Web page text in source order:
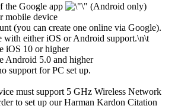
the Google app
(Android only)
mobile device
(you can create one online via Google).
with either iOS or Android support.\n\t
iOS 10 or higher
Android 5.0 and higher
support for PC set up.
must support 5 GHz Wireless Network
to set up our Harman Kardon Citation